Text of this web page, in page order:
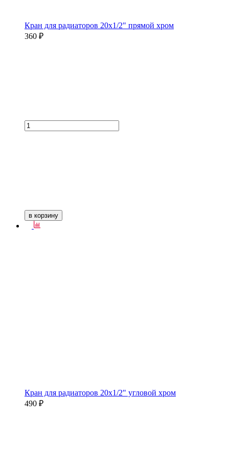
Кран для радиаторов 20х1/2" прямой хром
360 ₽
в корзину
Кран для радиаторов 20х1/2" угловой хром
490 ₽